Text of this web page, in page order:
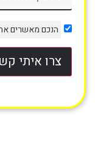
הנכם מאשרים
צרו איתי